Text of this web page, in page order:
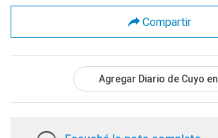
Compartir
Agregar Diario de Cuyo en